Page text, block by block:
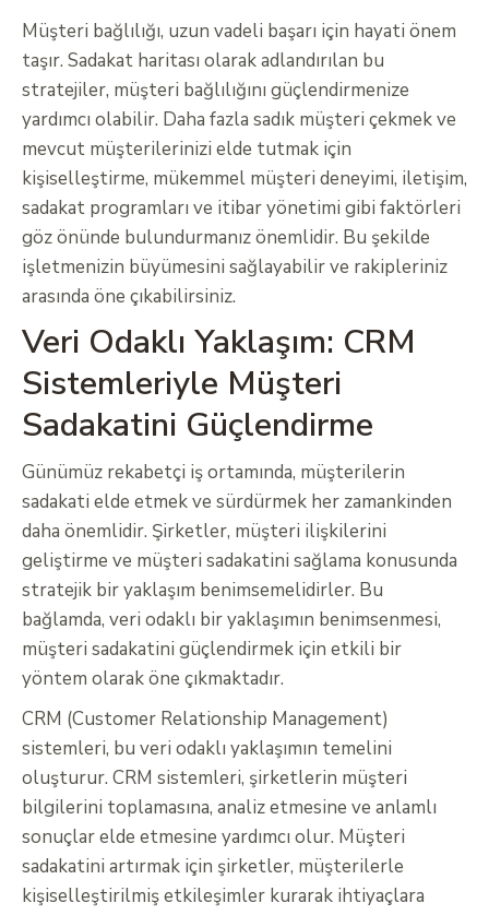
Müşteri bağlılığı, uzun vadeli başarı için hayati önem
taşır. Sadakat haritası olarak adlandırılan bu
stratejiler, müşteri bağlılığını güçlendirmenize
yardımcı olabilir. Daha fazla sadık müşteri çekmek ve
mevcut müşterilerinizi elde tutmak için
kişiselleştirme, mükemmel müşteri deneyimi, iletişim,
sadakat programları ve itibar yönetimi gibi faktörleri
göz önünde bulundurmanız önemlidir. Bu şekilde
işletmenizin büyümesini sağlayabilir ve rakipleriniz
arasında öne çıkabilirsiniz.
Veri Odaklı Yaklaşım: CRM
Sistemleriyle Müşteri
Sadakatini Güçlendirme
Günümüz rekabetçi iş ortamında, müşterilerin
sadakati elde etmek ve sürdürmek her zamankinden
daha önemlidir. Şirketler, müşteri ilişkilerini
geliştirme ve müşteri sadakatini sağlama konusunda
stratejik bir yaklaşım benimsemelidirler. Bu
bağlamda, veri odaklı bir yaklaşımın benimsenmesi,
müşteri sadakatini güçlendirmek için etkili bir
yöntem olarak öne çıkmaktadır.
CRM (Customer Relationship Management)
sistemleri, bu veri odaklı yaklaşımın temelini
oluşturur. CRM sistemleri, şirketlerin müşteri
bilgilerini toplamasına, analiz etmesine ve anlamlı
sonuçlar elde etmesine yardımcı olur. Müşteri
sadakatini artırmak için şirketler, müşterilerle
kişiselleştirilmiş etkileşimler kurarak ihtiyaçlara